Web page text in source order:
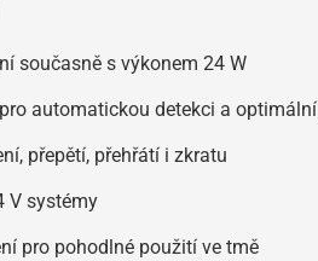
současně s výkonem 24 W
automatickou detekci a
přepětí, přehřátí i zkratu
V systémy
pro pohodlné použití ve tmě